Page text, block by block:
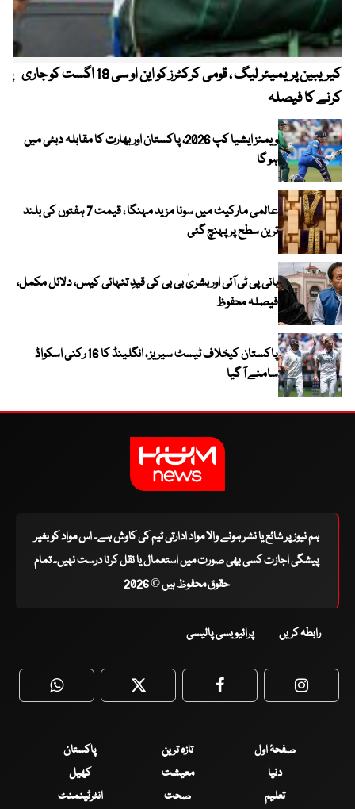
کیریبین پریمیئر لیگ ، قومی کرکٹرز کو این او سی 19 اگست کو جاری
کرنے کا فیصلہ
ویمنز ایشیا کپ 2026، پاکستان اور بھارت کا مقابلہ دبئی میں
ہو گا
عالمی مارکیٹ میں سونا مزید مہنگا ، قیمت 7 ہفتوں کی بلند
ترین سطح پر پہنچ گئی
بانی پی ٹی آئی اور بشریٰ بی بی کی قیدِ تنہائی کیس، دلائل مکمل،
فیصلہ محفوظ
پاکستان کیخلاف ٹیسٹ سیریز ، انگلینڈ کا 16 رکنی اسکواڈ
سامنے آ گیا
ہم نیوز پر شائع یا نشر ہونے والا مواد ادارتی ٹیم کی کاوش ہے۔ اس مواد کو بغیر
پیشگی اجازت کسی بھی صورت میں استعمال یا نقل کرنا درست نہیں۔ تمام
حقوق محفوظ ہیں © 2026
رابطہ کریں پرائیویسی پالیسی
WhatsApp Twitter Facebook
صفحۂ اول تازہ ترین
پاکستان
دنیا
معیشت
کھیل
تعلیم
صحت انٹرٹینمنٹ